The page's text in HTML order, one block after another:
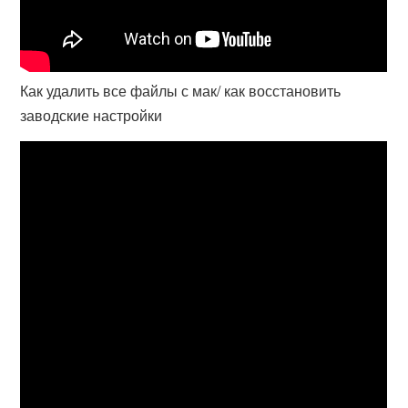
Как удалить все файлы с мак/ как восстановить
заводские настройки